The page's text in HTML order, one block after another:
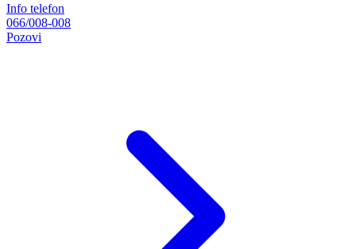
Info telefon
066/008-008
Pozovi